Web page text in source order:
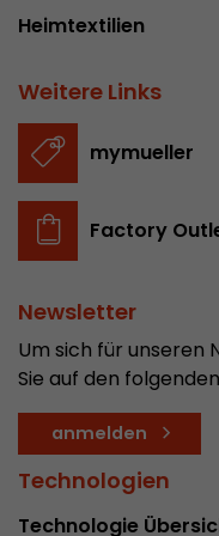
Heimtextilien
Weitere Links
mymueller
Factory
Newsletter
Um sich für unseren
Sie auf den
anmelden
Technologien
Technologie
Zweck
Dieses
aktuelle.
diesem
Name _ga
Provider https://
Laufzeit 2 Jahre